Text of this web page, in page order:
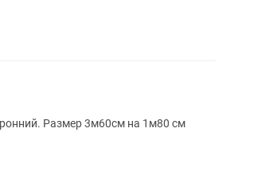
Размер 3м60см на 1м80 см